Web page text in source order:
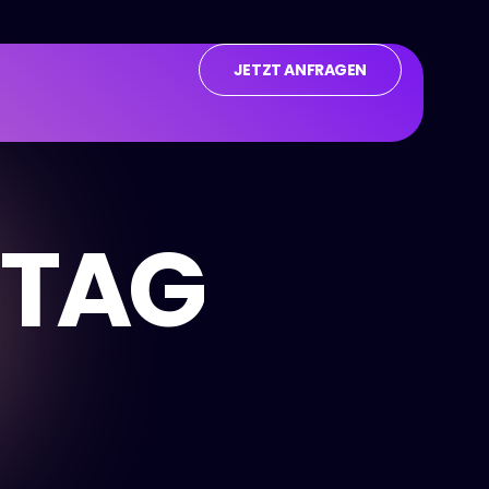
JETZT ANFRAGEN